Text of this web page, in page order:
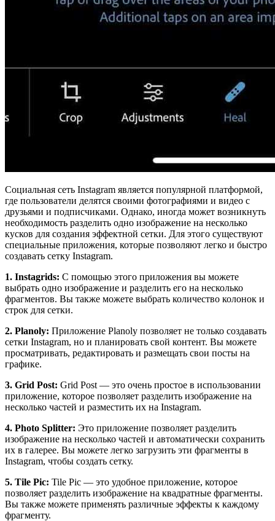
Социальная сеть Instagram является популярной платформой,
где пользователи делятся своими фотографиями и видео с
друзьями и подписчиками. Однако, иногда может возникнуть
необходимость разделить одно изображение на несколько
кусков для создания эффектной сетки. Для этого существуют
специальные приложения, которые позволяют легко и быстро
создавать сетку Instagram.
1. Instagrids: С помощью этого приложения вы можете
выбрать одно изображение и разделить его на несколько
фрагментов. Вы также можете выбрать количество колонок и
строк для сетки.
2. Planoly: Приложение Planoly позволяет не только создавать
сетки Instagram, но и планировать свой контент. Вы можете
просматривать, редактировать и размещать свои посты на
графике.
3. Grid Post: Grid Post — это очень простое в использовании
приложение, которое позволяет разделить изображение на
несколько частей и разместить их на Instagram.
4. Photo Splitter: Это приложение позволяет разделить
изображение на несколько частей и автоматически сохранить
их в галерее. Вы можете легко загрузить эти фрагменты в
Instagram, чтобы создать сетку.
5. Tile Pic: Tile Pic — это удобное приложение, которое
позволяет разделить изображение на квадратные фрагменты.
Вы также можете применять различные эффекты к каждому
фрагменту.